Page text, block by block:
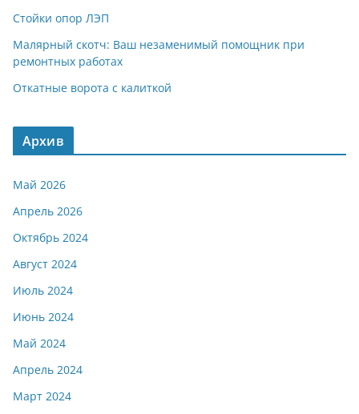
Стойки опор ЛЭП
Малярный скотч: Ваш незаменимый помощник при
ремонтных работах
Откатные ворота с калиткой
Архив
Май 2026
Апрель 2026
Октябрь 2024
Август 2024
Июль 2024
Июнь 2024
Май 2024
Апрель 2024
Март 2024